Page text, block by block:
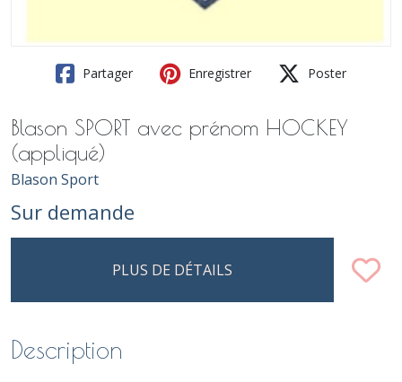
Partager Enregistrer Poster
Blason SPORT avec prénom HOCKEY
(appliqué)
Blason Sport
Sur demande
PLUS DE DÉTAILS
Description